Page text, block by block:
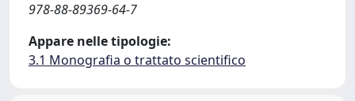
978-88-89369-64-7
Appare nelle tipologie:
3.1 Monografia o trattato scientifico